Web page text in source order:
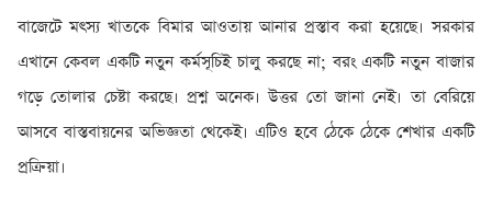
বাজেটে মৎস্য খাতকে বিমার আওতায় আনার প্রস্তাব করা হয়েছে। সরকার
এখানে কেবল একটি নতুন কর্মসূচিই চালু করছে না; বরং একটি নতুন বাজার
গড়ে তোলার চেষ্টা করছে। প্রশ্ন অনেক। উত্তর তো জানা নেই। তা বেরিয়ে
আসবে বাস্তবায়নের অভিজ্ঞতা থেকেই। এটিও হবে ঠেকে ঠেকে শেখার একটি
প্রক্রিয়া।